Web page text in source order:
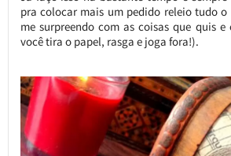
pra colocar mais um pedido releio tudo o
me surpreendo com as coisas que quis
você tira o papel, rasga e joga fora!).